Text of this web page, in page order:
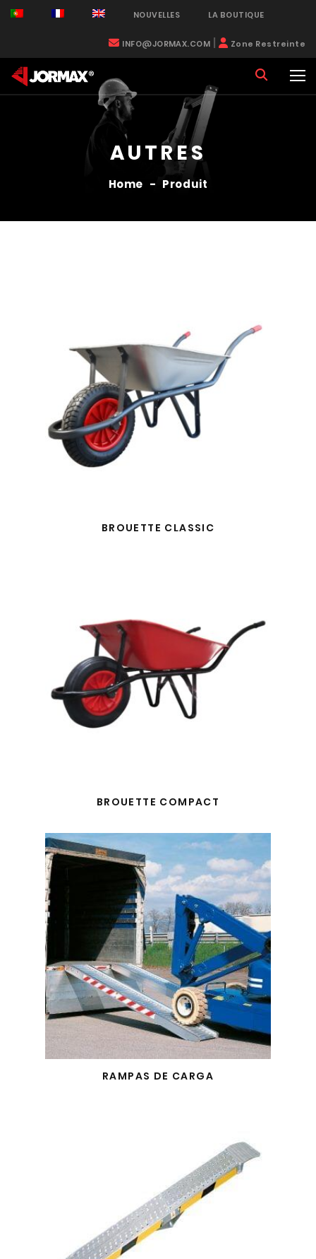
NOUVELLES LA BOUTIQUE
INFO@JORMAX.COM Zone Restreinte
AUTRES
Home - Produit
BROUETTE CLASSIC
BROUETTE COMPACT
RAMPAS DE CARGA